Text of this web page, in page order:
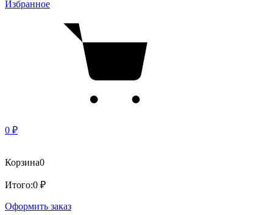
Избранное
0 ₽
Корзина0
Итого:0 ₽
Оформить заказ